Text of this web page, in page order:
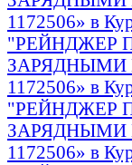
1172506» в
"РЕЙНДЖЕР
ЗАРЯДНЫМИ
1172506» в
"РЕЙНДЖЕР
ЗАРЯДНЫМИ
1172506» в